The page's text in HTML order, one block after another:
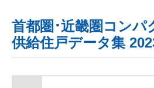
首都圏･近畿圏コンパ
供給住戸データ集